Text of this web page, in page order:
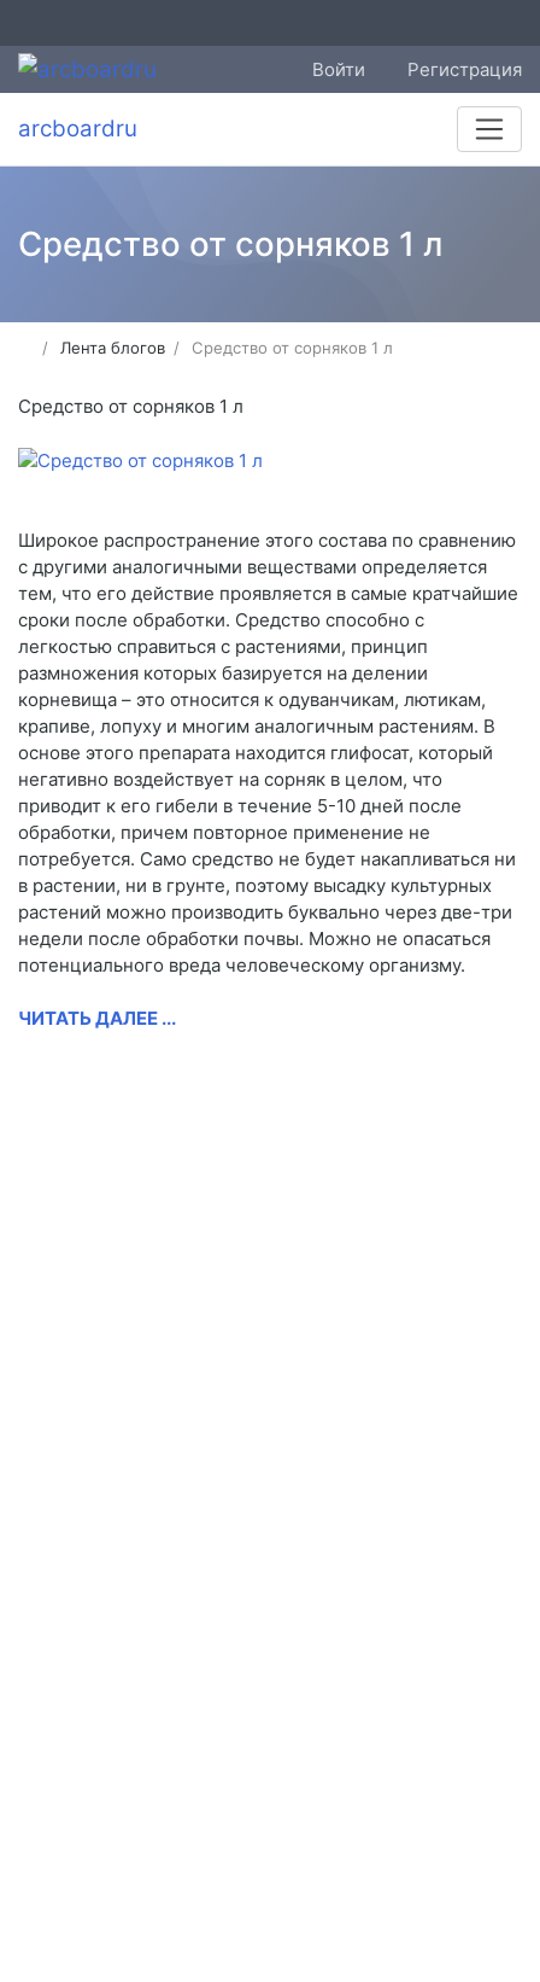
Войти Регистрация
arcboardru
Средство от сорняков 1 л
Лента блогов Средство от сорняков 1 л
Средство от сорняков 1 л
Широкое распространение этого состава по сравнению
с другими аналогичными веществами определяется
тем, что его действие проявляется в самые кратчайшие
сроки после обработки. Средство способно с
легкостью справиться с растениями, принцип
размножения которых базируется на делении
корневища – это относится к одуванчикам, лютикам,
крапиве, лопуху и многим аналогичным растениям. В
основе этого препарата находится глифосат, который
негативно воздействует на сорняк в целом, что
приводит к его гибели в течение 5-10 дней после
обработки, причем повторное применение не
потребуется. Само средство не будет накапливаться ни
в растении, ни в грунте, поэтому высадку культурных
растений можно производить буквально через две-три
недели после обработки почвы. Можно не опасаться
потенциального вреда человеческому организму.
ЧИТАТЬ ДАЛЕЕ ...